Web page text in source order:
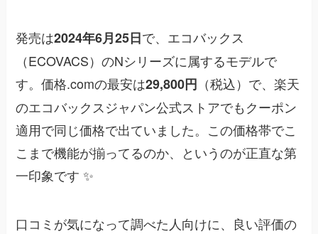
発売は2024年6月25日で、エコバックス
（ECOVACS）のNシリーズに属するモデルで
す。価格.comの最安は29,800円 （税込）で、楽天
のエコバックスジャパン公式ストアでもクーポン
適用で同じ価格で出ていました。この価格帯でこ
こまで機能が揃ってるのか、というのが正直な第
一印象です ✨
口コミが気になって調べた人向けに、良い評価の